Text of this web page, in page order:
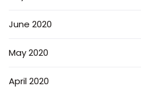
June 2020
May 2020
April 2020